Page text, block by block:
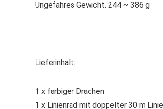
Ungefähres Gewicht. 244 ~ 386 g
Lieferinhalt:
1 x farbiger Drachen
1 x Linienrad mit doppelter 30 m Linie